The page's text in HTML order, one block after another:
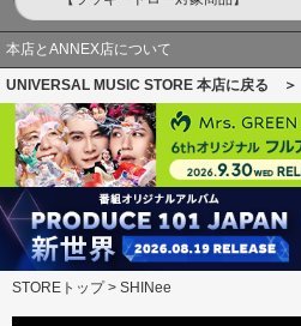
本店とANNEX店について
UNIVERSAL MUSIC STORE 本店に戻る ＞
STOREトップ> SHINee